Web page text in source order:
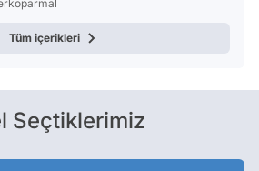
Tüm içerikleri
Seçtiklerimiz